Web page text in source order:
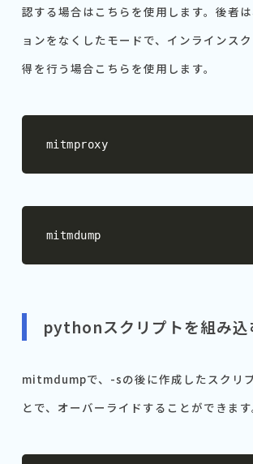
認する場合はこちらを使用します。後者
ョンをなくしたモードで、インラインス
得を行う場合こちらを使用します。
mitmproxy
mitmdump
pythonスクリプトを組み込
mitmdumpで、-sの後に作成したスクリ
とで、オーバーライドすることができます